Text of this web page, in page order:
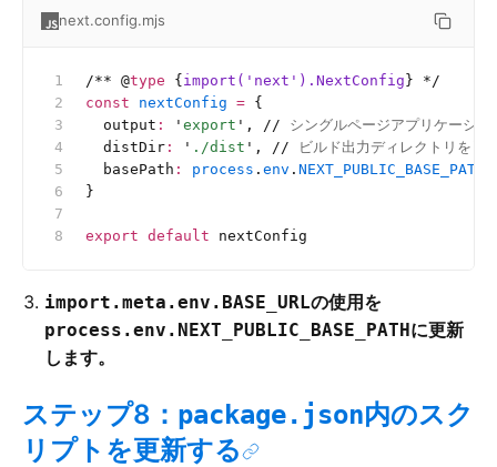
next.config.mjs
/** @type { import('next').NextConfig } */
const nextConfig = {
  output
: ' export ' , // シングルページアプリケーシ
  distDir
: ' ./dist ' , // ビルド出力ディレクトリを
  basePath
: process . env . NEXT_PUBLIC_BASE_PATH
}
export default nextConfig
import.meta.env.BASE_URLの使用を
process.env.NEXT_PUBLIC_BASE_PATHに更新
します。
ステップ8： package.json内のスク
リプトを更新する